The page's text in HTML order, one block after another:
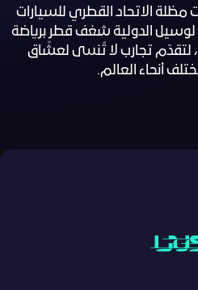
الاتحاد القطري للسيارات
لوسيل الدولية شغف قطر برياضة
لتقدّم تجارب لا تُنسى لعشّاق
أنحاء العالم.